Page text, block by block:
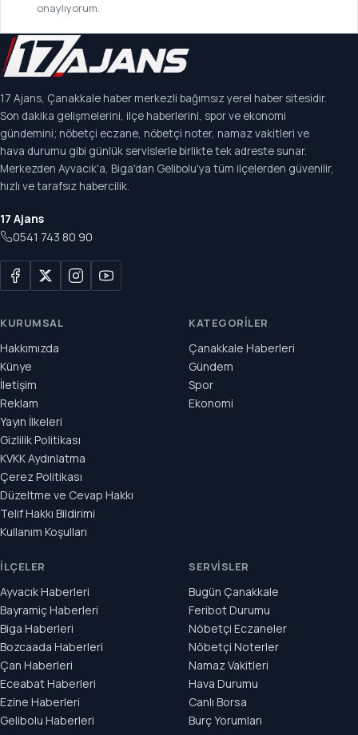
onaylıyorum.
17 Ajans, Çanakkale haber merkezli bağımsız yerel haber sitesidir.
Son dakika gelişmelerini, ilçe haberlerini, spor ve ekonomi
gündemini; nöbetçi eczane, nöbetçi noter, namaz vakitleri ve
hava durumu gibi günlük servislerle birlikte tek adreste sunar.
Merkezden Ayvacık'a, Biga'dan Gelibolu'ya tüm ilçelerden güvenilir,
hızlı ve tarafsız habercilik.
17 Ajans
0541 743 80 90
KURUMSAL
Hakkımızda
Künye
İletişim
Reklam
Yayın İlkeleri
Gizlilik Politikası
KVKK Aydınlatma
Çerez Politikası
Düzeltme ve Cevap Hakkı
Telif Hakkı Bildirimi
Kullanım Koşulları
KATEGORILER
Çanakkale Haberleri
Gündem
Spor
Ekonomi
İLÇELER
Ayvacık Haberleri
Bayramiç Haberleri
Biga Haberleri
Bozcaada Haberleri
Çan Haberleri
Eceabat Haberleri
Ezine Haberleri
Gelibolu Haberleri
SERVISLER
Bugün Çanakkale
Feribot Durumu
Nöbetçi Eczaneler
Nöbetçi Noterler
Namaz Vakitleri
Hava Durumu
Canlı Borsa
Burç Yorumları